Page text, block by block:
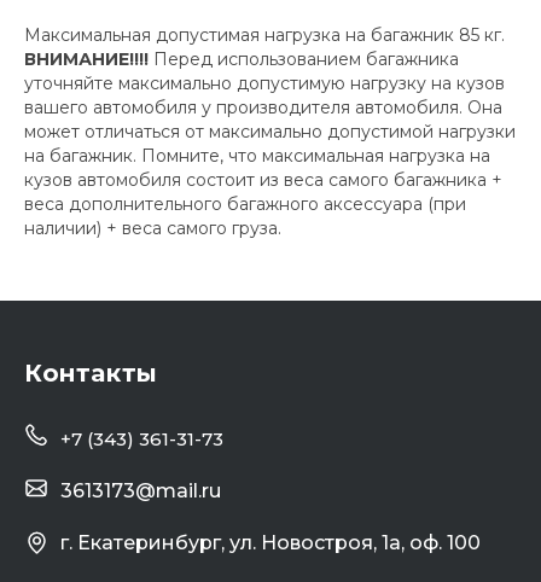
Максимальная допустимая нагрузка на багажник 85 кг.
ВНИМАНИЕ!!!! Перед использованием багажника
уточняйте максимально допустимую нагрузку на кузов
вашего автомобиля у производителя автомобиля. Она
может отличаться от максимально допустимой нагрузки
на багажник. Помните, что максимальная нагрузка на
кузов автомобиля состоит из веса самого багажника +
веса дополнительного багажного аксессуара (при
наличии) + веса самого груза.
Контакты
+7 (343) 361-31-73
г. Екатеринбург, ул. Новостроя, 1а, оф. 100
3613173@mail.ru